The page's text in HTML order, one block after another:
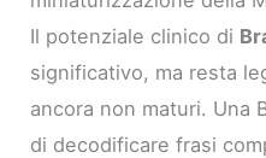
Il potenziale clinico di
significativo, ma resta
ancora non maturi. Una
di decodificare frasi